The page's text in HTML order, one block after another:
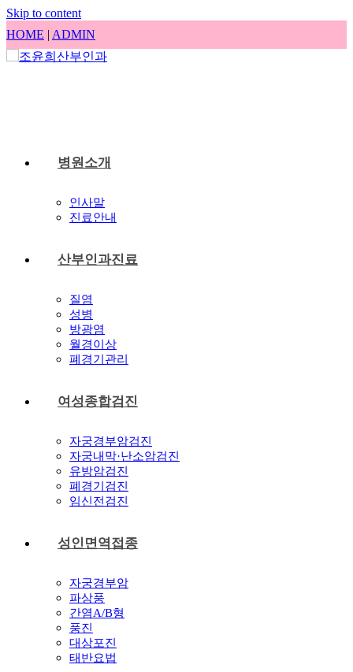
Skip to content
HOME | ADMIN
병원소개
인사말
진료안내
산부인과진료
질염
성병
방광염
월경이상
폐경기관리
여성종합검진
자궁경부암검진
자궁내막·난소암검진
유방암검진
폐경기검진
임신전검진
성인면역접종
자궁경부암
파상풍
간염A/B형
풍진
대상포진
태반요법